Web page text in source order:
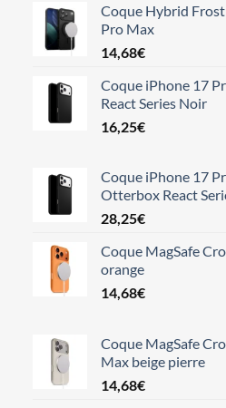
Coque Hybrid
Pro Max
14,68€
Coque iPhone 17
React Series Noir
16,25€
Coque iPhone 17
Otterbox React
28,25€
Coque MagSafe
orange
14,68€
Coque MagSafe
Max beige pierre
14,68€